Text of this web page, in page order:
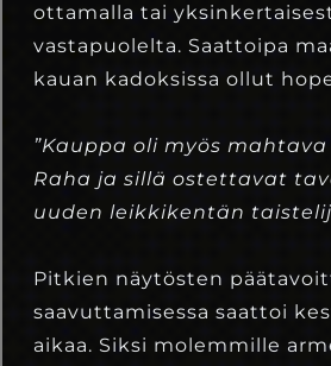
ottamalla tai
vastapuolelta. Saattoipa
kauan kadoksissa ollut
”Kauppa oli myös
Raha ja sillä ostettavat
uuden leikkikentän
Pitkien näytösten
saavuttamisessa saattoi
aikaa. Siksi molemmille